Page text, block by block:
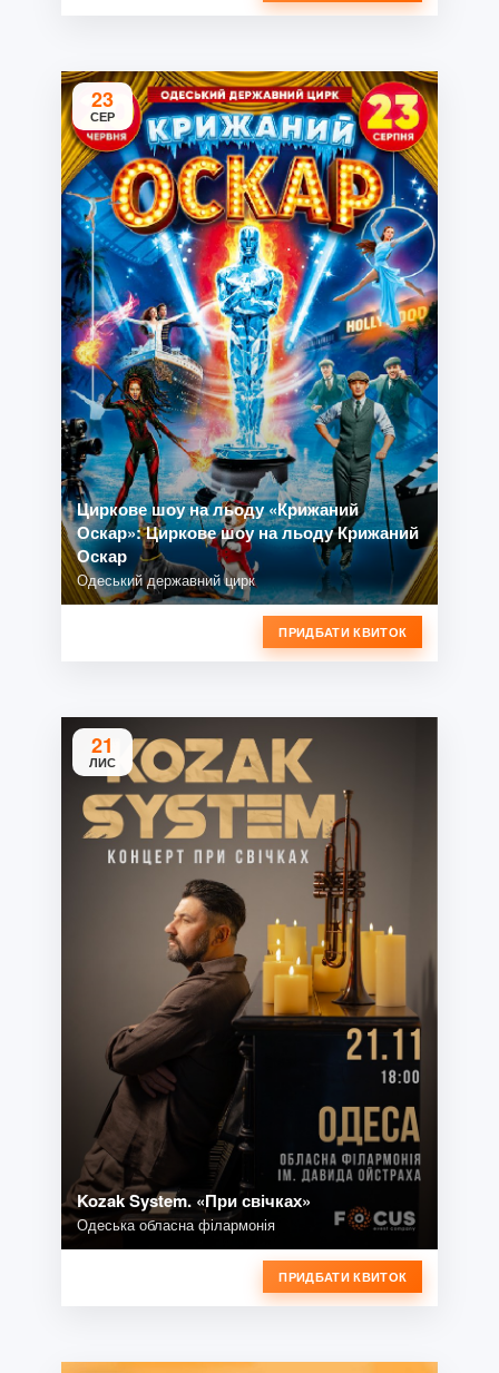
23
СЕР
Циркове шоу на льоду «Крижаний
Оскар»: Циркове шоу на льоду Крижаний
Оскар
Одеський державний цирк
ПРИДБАТИ КВИТОК
21
ЛИС
Kozak System. «При свічках»
Одеська обласна філармонія
ПРИДБАТИ КВИТОК